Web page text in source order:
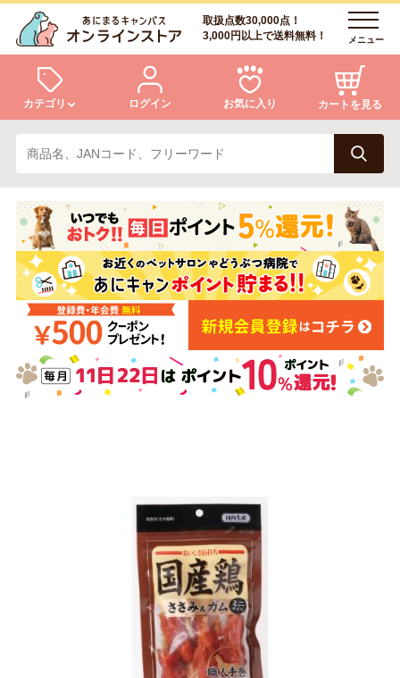
取扱点数30,000点！
3,000円以上で送料無料！
メニュー
カテゴリ
犬 猫
小動物・鳥 アクア・爬虫類・昆虫
ドッグフード キャットフード
美容・ケア用品 服・おさんぽ用品
シニアサポート
ログイン お気に入り カートを見る
ログイン
会員登録
あにまるキャンパスについて
アフターサービス
商品リクエスト